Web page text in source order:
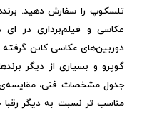
تلسکوپ را سفارش دهید.
عکاسی و فیلم‌برداری در
دوربین‌های عکاسی کانن
گوپرو و بسیاری از دیگر
جدول مشخصات فنی،
مناسب تر نسبت به دیگر رقبا